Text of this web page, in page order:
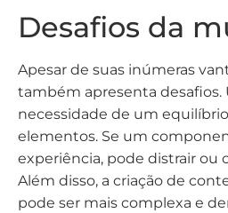
Desafios da
Apesar de suas inúmeras
também apresenta desafios.
necessidade de um
elementos. Se um
experiência, pode distrair ou
Além disso, a criação de
pode ser mais complexa e